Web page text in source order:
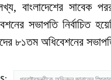
বাংলাদেশের সাবেক
সভাপতি নির্বাচিত
৮১তম অধিবেশনের